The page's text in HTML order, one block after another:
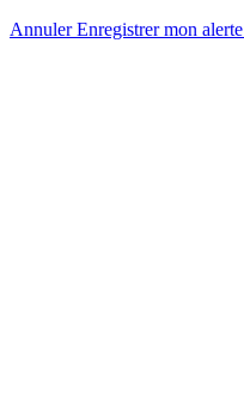
AnnulerEnregistrer mon alerte